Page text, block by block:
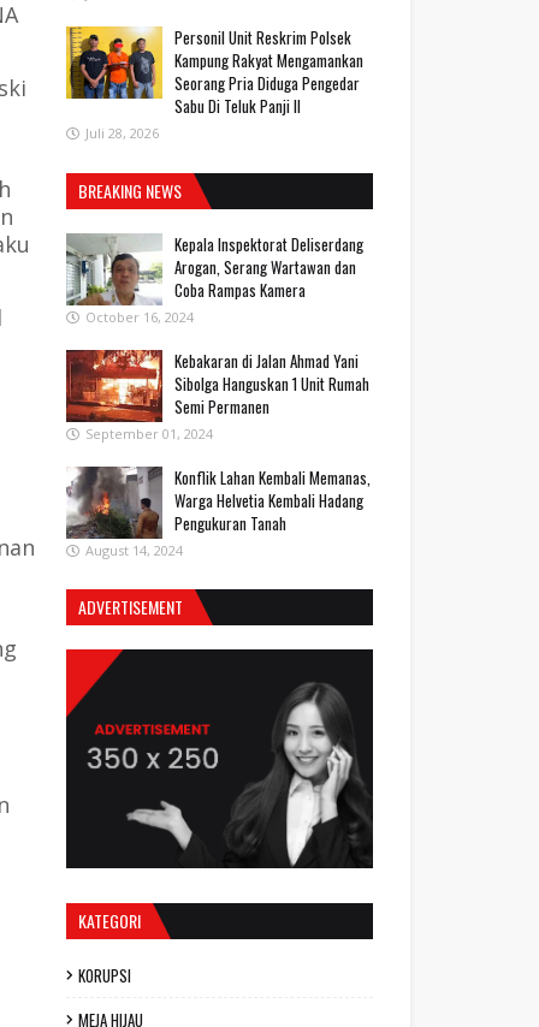
Personil Unit Reskrim Polsek
Kampung Rakyat Mengamankan
Seorang Pria Diduga Pengedar
Sabu Di Teluk Panji II
Juli 28, 2026
BREAKING NEWS
Kepala Inspektorat Deliserdang
Arogan, Serang Wartawan dan
Coba Rampas Kamera
October 16, 2024
Kebakaran di Jalan Ahmad Yani
Sibolga Hanguskan 1 Unit Rumah
Semi Permanen
September 01, 2024
Konflik Lahan Kembali Memanas,
Warga Helvetia Kembali Hadang
Pengukuran Tanah
August 14, 2024
ADVERTISEMENT
KATEGORI
KORUPSI
MEJA HIJAU